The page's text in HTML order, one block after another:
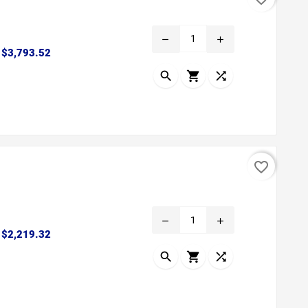
$3,793.52
remove add
  
$2,219.32
remove add
  
favorite_border